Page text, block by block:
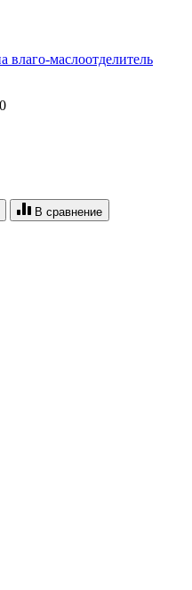
влаго-маслоотделитель
В сравнение